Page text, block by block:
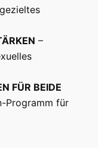
–
FÜR BEIDE
Programm für